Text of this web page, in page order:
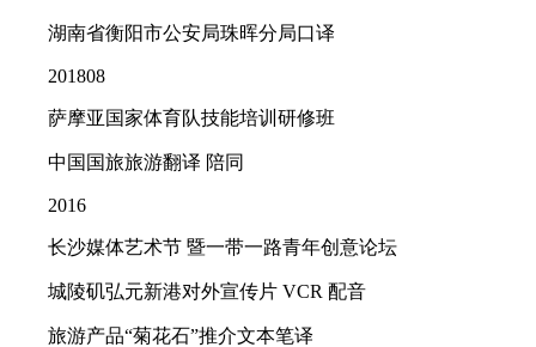
湖南省衡阳市公安局珠晖分局口译
201808
萨摩亚国家体育队技能培训研修班
中国国旅旅游翻译 陪同
2016
长沙媒体艺术节 暨一带一路青年创意论坛
城陵矶弘元新港对外宣传片 VCR 配音
旅游产品“菊花石”推介文本笔译